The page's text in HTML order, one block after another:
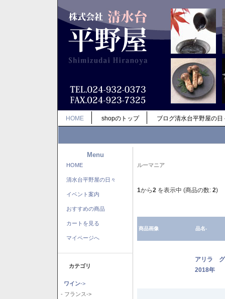
HOME shopのトップ ブログ清水台平野屋の日
Menu
HOME
清水台平野屋の日々
イベント案内
おすすめの商品
カートを見る
マイページへ
カテゴリ
ワイン->
- フランス->
ルーマニア
1から2 を表示中 (商品の数: 2)
商品画像 品名-
アリラ
2018年